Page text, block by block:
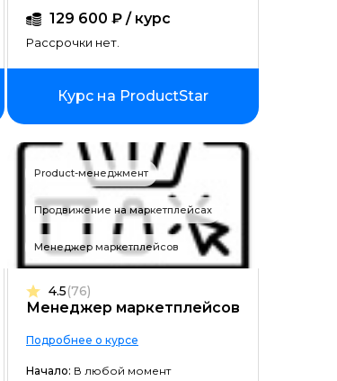
129 600 ₽ / курс
Рассрочки нет.
Курс на ProductStar
Product-менеджмент
Продвижение на маркетплейсах
Менеджер маркетплейсов
Менеджер маркетплейсов
4.5(76)
Подробнее о курсе
Начало: В любой момент